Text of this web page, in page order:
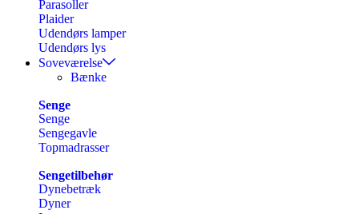
Parasoller
Plaider
Udendørs lamper
Udendørs lys
Soveværelse
Bænke
Senge
Senge
Sengegavle
Topmadrasser
Sengetilbehør
Dynebetræk
Dyner